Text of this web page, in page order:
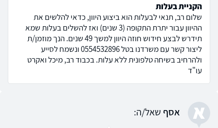
הקניית בעלות
שלום רב, תנאי לבעלות הוא ביצוע היוון, כדאי להלשים את
ההיוון עבור יתרת התקופה (3 שנים) ואז להשלים בעלות שמא
תידרש לבצע חידוש חוזה היוון למשך 49 שנים. הנך מוזמן/ת
ליצור קשר עם משרדנו בטל 0554532896 ונשמח לסייע
ולהרחיב בשיחה טלפונית ללא עלות. בכבוד רב, מיכל ואקרט
עו"ד
א אסף שאל/ה: